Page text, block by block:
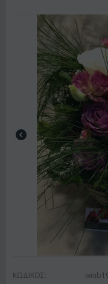
ΚΩΔΙΚΟΣ: